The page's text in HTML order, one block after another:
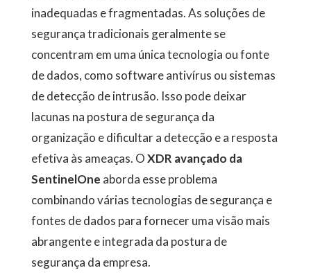
inadequadas e fragmentadas. As soluções de
segurança tradicionais geralmente se
concentram em uma única tecnologia ou fonte
de dados, como software antivírus ou sistemas
de detecção de intrusão. Isso pode deixar
lacunas na postura de segurança da
organização e dificultar a detecção e a resposta
efetiva às ameaças. OXDR avançado da
SentinelOne aborda esse problema
combinando várias tecnologias de segurança e
fontes de dados para fornecer uma visão mais
abrangente e integrada da postura de
segurança da empresa.